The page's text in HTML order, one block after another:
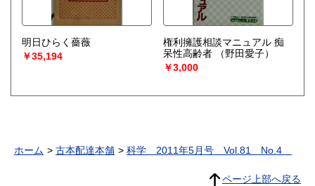
明日ひらく薔薇
￥35,194
権利擁護相談マニュアル 痴
呆性高齢者
（野田愛子）
￥3,000
ホーム 古本配達本舗 科学 2011年5月号 Vol.81 No.4
ページ上部へ戻る